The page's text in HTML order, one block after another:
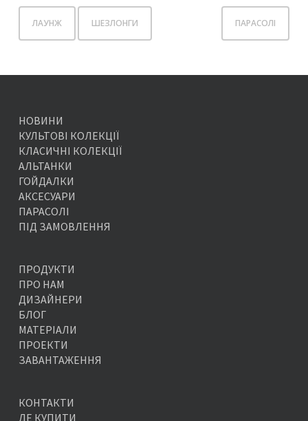
ЛАУНЖ ШЕЗЛОНГИ ПАРАСОЛІ
НОВИНИ
КУЛЬТОВІ КОЛЕКЦІЇ
КЛАСИЧНІ КОЛЕКЦІЇ
АЛЬТАНКИ
ГОЙДАЛКИ
АКСЕСУАРИ
ПАРАСОЛІ
ПІД ЗАМОВЛЕННЯ
ПРОДУКТИ
ПРО НАМ
ДИЗАЙНЕРИ
БЛОГ
МАТЕРІАЛИ
ПРОЕКТИ
ЗАВАНТАЖЕННЯ
КОНТАКТИ
ДЕ КУПИТИ